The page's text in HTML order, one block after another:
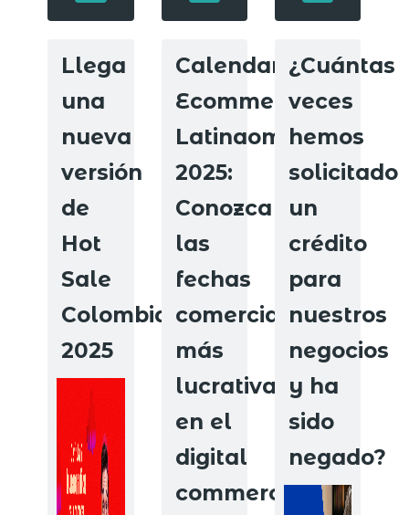
Llega
una
nueva
versión
de
Hot
Sale
Colombia
2025
Calendario
Ecommerce
Latinaomérica
2025:
Conozca
las
fechas
comerciales
más
lucrativas
en el
digital
commerce
¿Cuántas
veces
hemos
solicitado
un
crédito
para
nuestros
negocios
y ha
sido
negado?